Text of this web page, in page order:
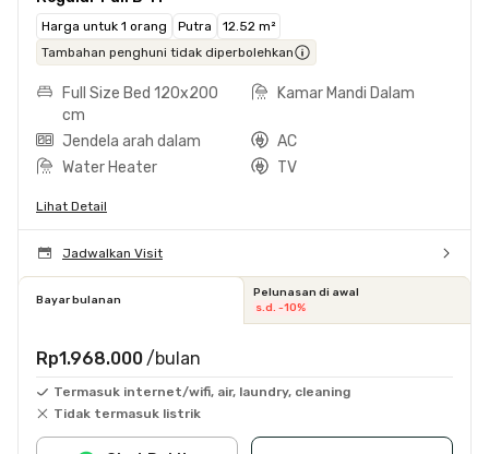
Harga untuk 1 orang Putra
12.52 m²
Tambahan penghuni tidak diperbolehkan
Full Size Bed 120x200
cm
Kamar Mandi Dalam
Jendela arah dalam
AC
Water Heater
TV
Lihat Detail
Jadwalkan Visit
Bayar bulanan
Pelunasan di awal
s.d. -10%
Rp1.968.000 /bulan
Termasuk internet/wifi, air, laundry, cleaning
Tidak termasuk listrik